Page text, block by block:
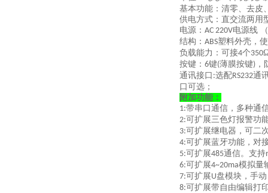
基本功能：清零、去皮
供电方式：直交流两用
电源： AC 220V电源线
结构： ABS塑料外壳，
负载能力：可接4个350
按键： 6键(薄膜按键)
通讯接口 :选配RS232通
口可选；
附加功能：
1:带串口通信，多种通
2:可扩展三色灯报警功
3:可扩展继电器，可二
4:可扩展蓝牙功能，对
5:可扩展485通信。支持
6:可扩展4~20ma模拟量
7:可扩展U盘模块，手
8:可扩展带自由编辑打